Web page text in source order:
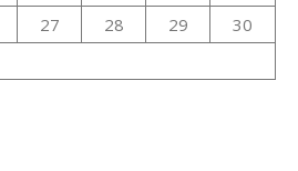
27 28 29
30